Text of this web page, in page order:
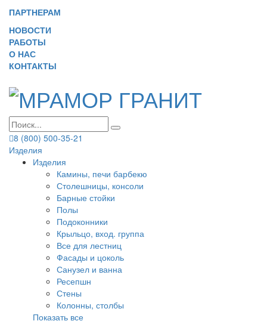
ПАРТНЕРАМ
НОВОСТИ
РАБОТЫ
О НАС
КОНТАКТЫ
8 (800) 500-35-21
Изделия
Изделия
Камины, печи барбекю
Столешницы, консоли
Барные стойки
Полы
Подоконники
Крыльцо, вход. группа
Все для лестниц
Фасады и цоколь
Санузел и ванна
Ресепшн
Стены
Колонны, столбы
Показать все